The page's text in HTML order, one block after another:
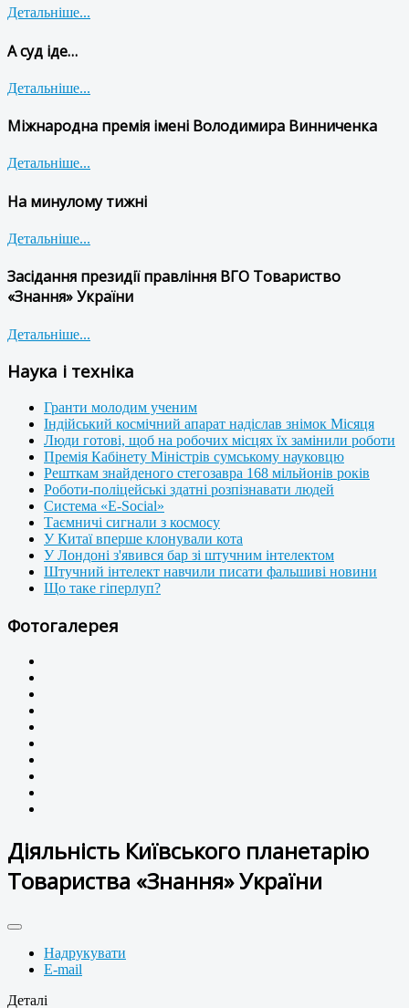
Детальніше...
А суд іде…
Детальніше...
Міжнародна премія імені Володимира Винниченка
Детальніше...
На минулому тижні
Детальніше...
Засідання президії правління ВГО Товариство
«Знання» України
Детальніше...
Наука і техніка
Гранти молодим ученим
Індійський космічний апарат надіслав знімок Місяця
Люди готові, щоб на робочих місцях їх замінили роботи
Премія Кабінету Міністрів сумському науковцю
Решткам знайденого стегозавра 168 мільйонів років
Роботи-поліцейські здатні розпізнавати людей
Система «E-Social»
Таємничі сигнали з космосу
У Китаї вперше клонували кота
У Лондоні з'явився бар зі штучним інтелектом
Штучний інтелект навчили писати фальшиві новини
Що таке гіперлуп?
Фотогалерея
Діяльність Київського планетарію
Товариства «Знання» України
Надрукувати
E-mail
Деталі